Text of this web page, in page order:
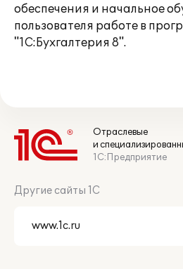
обеспечения и начальное
пользователя работе в
"1С:Бухгалтерия 8".
Отраслевые
и
1С:Предприятие
Другие сайты 1С